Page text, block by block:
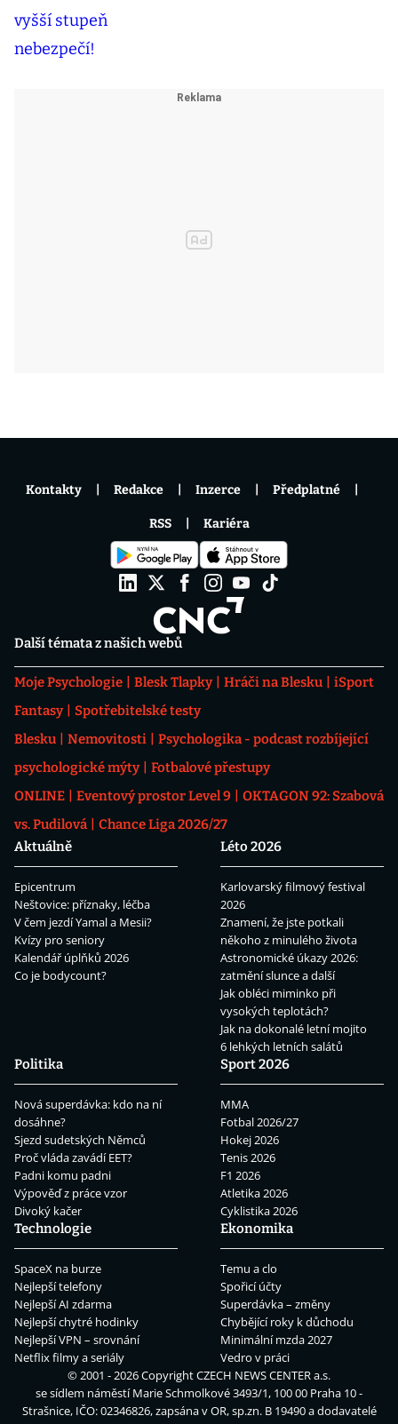
Další témata z našich webů
Moje Psychologie Blesk Tlapky Hráči na Blesku
iSport
Fantasy
Spotřebitelské testy
Blesku
Nemovitosti
Psychologika - podcast rozbíjející
psychologické mýty
Fotbalové přestupy
ONLINE
Eventový prostor Level 9
OKTAGON 92: Szabová
vs. Pudilová
Chance Liga 2026/27
Aktuálně
Epicentrum
Neštovice: příznaky, léčba
V čem jezdí Yamal a Mesii?
Kvízy pro seniory
Kalendář úplňků 2026
Co je bodycount?
Léto 2026
Karlovarský filmový festival
2026
Znamení, že jste potkali
někoho z minulého života
Astronomické úkazy 2026:
zatmění slunce a další
Jak obléci miminko při
vysokých teplotách?
Jak na dokonalé letní mojito
6 lehkých letních salátů
Politika
Nová superdávka: kdo na ní
dosáhne?
Sjezd sudetských Němců
Proč vláda zavádí EET?
Padni komu padni
Výpověď z práce vzor
Divoký kačer
Sport 2026
MMA
Fotbal 2026/27
Hokej 2026
Tenis 2026
F1 2026
Atletika 2026
Cyklistika 2026
Technologie
SpaceX na burze
Nejlepší telefony
Nejlepší AI zdarma
Nejlepší chytré hodinky
Nejlepší VPN – srovnání
Netflix filmy a seriály
Ekonomika
Temu a clo
Spořicí účty
Superdávka – změny
Chybějící roky k důchodu
Minimální mzda 2027
Vedro v práci
Kontakty Redakce Inzerce Předplatné
RSS Kariéra
© 2001 - 2026 CopyrightCZECH NEWS CENTER a.s.
se sídlem náměstí Marie Schmolkové 3493/1, 100 00 Praha 10 -
Strašnice, IČO: 02346826, zapsána v OR, sp.zn. B 19490 a dodavatelé